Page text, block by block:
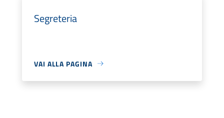
Segreteria
VAI ALLA PAGINA